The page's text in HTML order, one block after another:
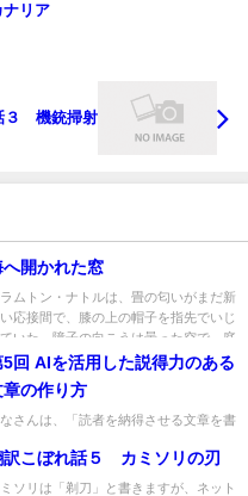
リア
３ 機銃掃射
へ開かれた窓
ムトン・ナトルは、畳の匂いがまだ新
い応接間で、膝の上の帽子を指先でいじ
ていた。障子の向こうは曇った空で、庭
の木が風に揺れている。...
5回 AIを活用した説得力のある
章の作り方
さんは、「読者を納得させる文章を書
い」と思ったことはありませんか？
を活用すると、論理的な...
訳こぼれ話５ カミソリの刃
ソリは「剃刀」と書きますが、ネット